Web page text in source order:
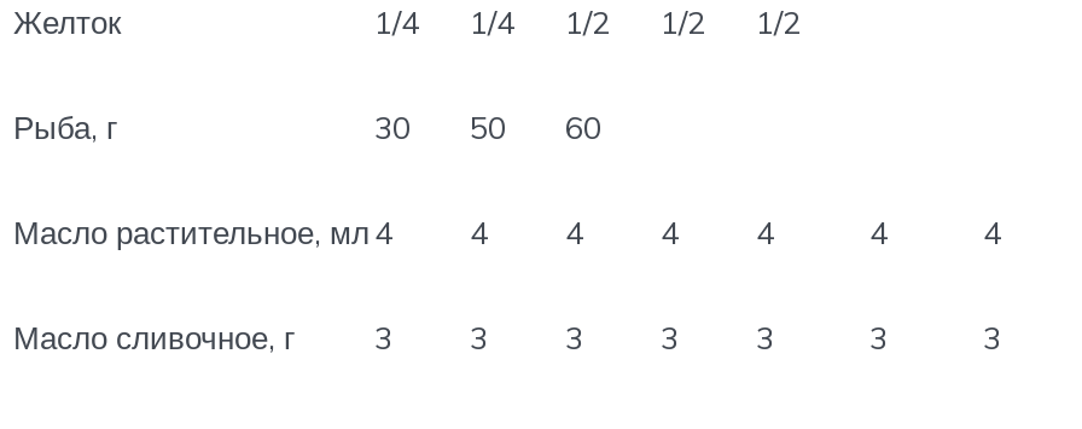
Желток 1/4 1/4 1/2 1/2 1/2
Рыба, г 30 50 60
Масло растительное, мл4 4 4 4 4 4 4
Масло сливочное, г 3 3 3 3 3 3 3